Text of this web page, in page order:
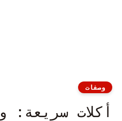
وصفات
أكلات سريعة: